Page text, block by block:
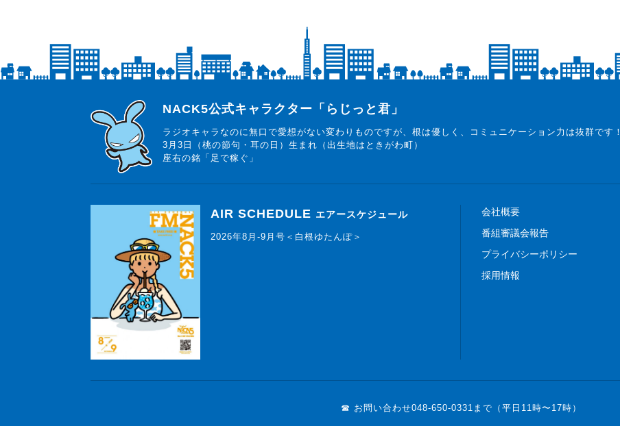
らじっと君
NACK5公式キャラクター「らじっと君」
ラジオキャラなのに無口で愛想がない変わりものですが、根は優しく、コミュニケーション力は抜群です！
3月3日（桃の節句・耳の日）生まれ（出生地はときがわ町）
座右の銘「足で稼ぐ」
AIR SCHEDULE エアースケジュール
2026年8月-9月号＜白根ゆたんぽ＞
会社概要
番組審議会報告
プライバシーポリシー
採用情報
☎ お問い合わせ048-650-0331まで（平日11時〜17時）